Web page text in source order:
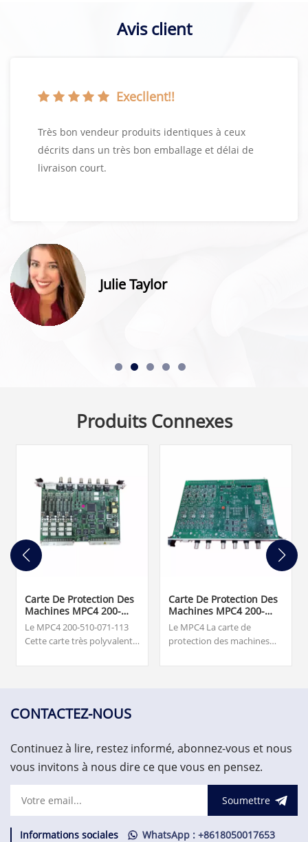
Avis client
Execllent!!
Très bon vendeur produits identiques à ceux
décrits dans un très bon emballage et délai de
livraison court.
Julie Taylor
Produits Connexes
Carte De Protection Des
Machines MPC4 200-
510-071-113
Le MPC4 200-510-071-113
Cette carte très polyvalente
de surveiller simultanément
deux entrées de vitesse. 7
pour vous renseigner !
Carte De Protection Des
Machines MPC4 200-
510-150-011
Le MPC4 La carte de
protection des machines
système de protection des
dynamique et jusqu'à deux
entrées de vitesse.
CONTACTEZ-NOUS
Continuez à lire, restez informé, abonnez-vous et nous
vous invitons à nous dire ce que vous en pensez.
Soumettre
Informations sociales WhatsApp : +8618050017653